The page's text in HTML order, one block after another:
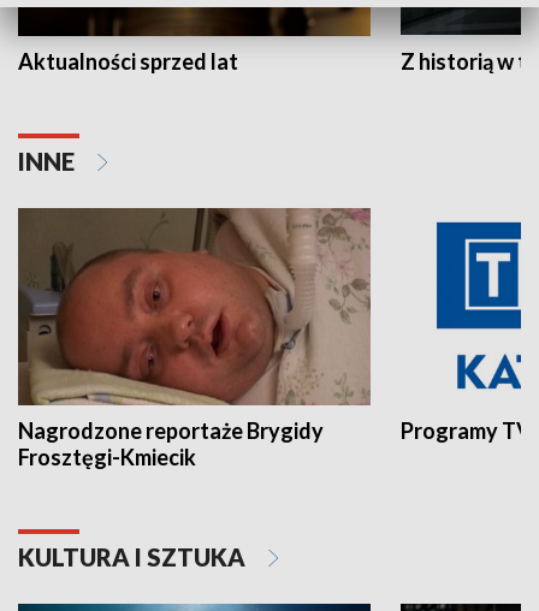
Aktualności sprzed lat Z historią w
INNE
Nagrodzone reportaże Brygidy
Frosztęgi-Kmiecik
Programy
KULTURA I SZTUKA